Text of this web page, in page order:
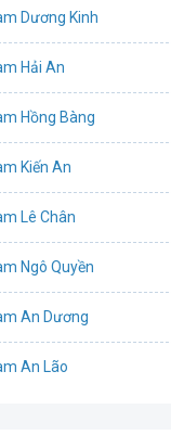
Dương Kinh
Hải An
Hồng Bàng
Kiến An
Lê Chân
Ngô Quyền
An Dương
An Lão